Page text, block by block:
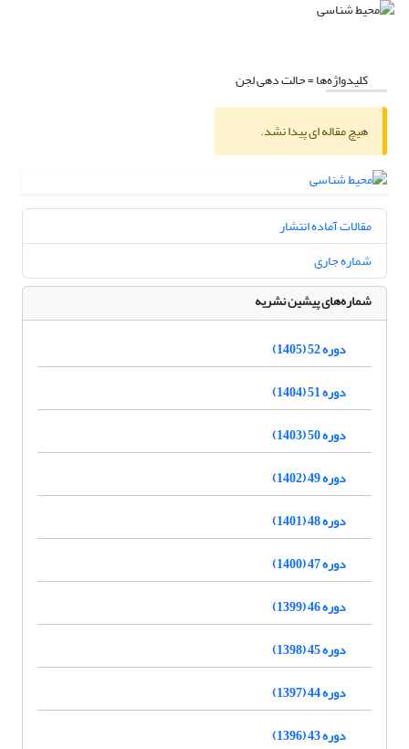
کلیدواژه‌ها =حالت دهی لجن
هیچ مقاله ای پیدا نشد.
مقالات آماده انتشار
شماره جاری
شماره‌های پیشین نشریه
دوره 52 (1405)
دوره 51 (1404)
دوره 50 (1403)
دوره 49 (1402)
دوره 48 (1401)
دوره 47 (1400)
دوره 46 (1399)
دوره 45 (1398)
دوره 44 (1397)
دوره 43 (1396)